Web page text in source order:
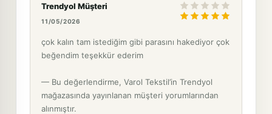
Trendyol Müşteri
11/05/2026
çok kalın tam istediğim gibi parasını hakediyor çok
beğendim teşekkür ederim
— Bu değerlendirme, Varol Tekstil’in Trendyol
mağazasında yayınlanan müşteri yorumlarından
alınmıştır.